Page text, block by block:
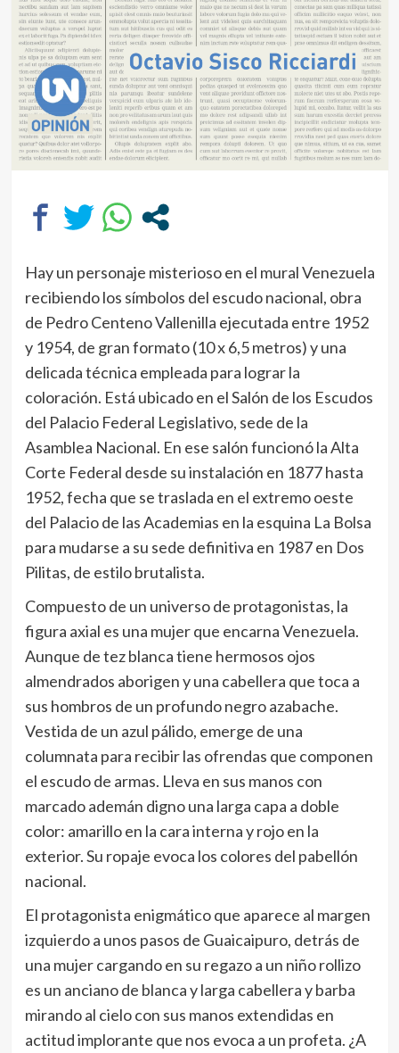
Hay un personaje misterioso en el mural Venezuela
recibiendo los símbolos del escudo nacional, obra
de Pedro Centeno Vallenilla ejecutada entre 1952
y 1954, de gran formato (10 x 6,5 metros) y una
delicada técnica empleada para lograr la
coloración. Está ubicado en el Salón de los Escudos
del Palacio Federal Legislativo, sede de la
Asamblea Nacional. En ese salón funcionó la Alta
Corte Federal desde su instalación en 1877 hasta
1952, fecha que se traslada en el extremo oeste
del Palacio de las Academias en la esquina La Bolsa
para mudarse a su sede definitiva en 1987 en Dos
Pilitas, de estilo brutalista.
Compuesto de un universo de protagonistas, la
figura axial es una mujer que encarna Venezuela.
Aunque de tez blanca tiene hermosos ojos
almendrados aborigen y una cabellera que toca a
sus hombros de un profundo negro azabache.
Vestida de un azul pálido, emerge de una
columnata para recibir las ofrendas que componen
el escudo de armas. Lleva en sus manos con
marcado ademán digno una larga capa a doble
color: amarillo en la cara interna y rojo en la
exterior. Su ropaje evoca los colores del pabellón
nacional.
El protagonista enigmático que aparece al margen
izquierdo a unos pasos de Guaicaipuro, detrás de
una mujer cargando en su regazo a un niño rollizo
es un anciano de blanca y larga cabellera y barba
mirando al cielo con sus manos extendidas en
actitud implorante que nos evoca a un profeta. ¿A